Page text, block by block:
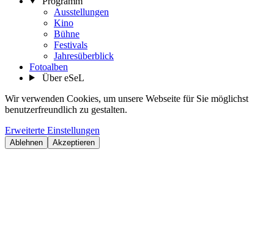
Ausstellungen
Kino
Bühne
Festivals
Jahresüberblick
Fotoalben
Über eSeL
Wir verwenden Cookies, um unsere Webseite für Sie möglichst
benutzerfreundlich zu gestalten.
Erweiterte Einstellungen
Ablehnen Akzeptieren